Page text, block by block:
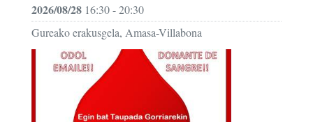
2026/08/28 16:30 - 20:30
Gureako erakusgela, Amasa-Villabona